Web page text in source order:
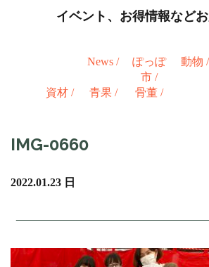
イベント、お得情報などお
News /
ぽっぽ
市 /
動物 /
資材 / 青果 / 骨董 /
IMG-0660
2022.01.23 日